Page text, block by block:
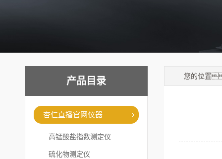
产品目录
杏仁直播官网仪器
高锰酸盐指数测定仪
硫化物测定仪
您的位置